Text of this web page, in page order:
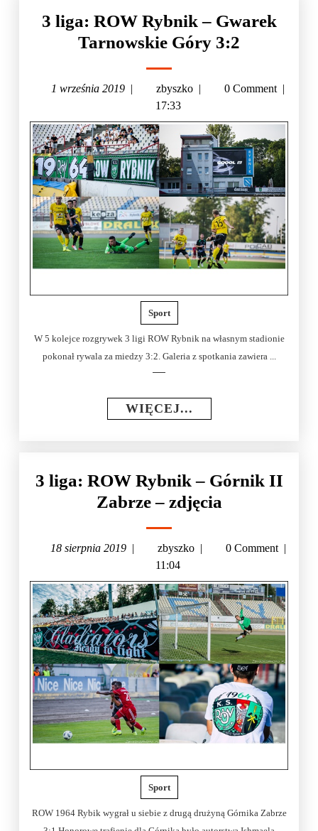
3 liga: ROW Rybnik – Gwarek
Tarnowskie Góry 3:2
1 września 2019 | zbyszko | 0 Comment |
17:33
Sport
W 5 kolejce rozgrywek 3 ligi ROW Rybnik na własnym stadionie
pokonał rywala za miedzy 3:2. Galeria z spotkania zawiera ...
WIĘCEJ...
3 liga: ROW Rybnik – Górnik II
Zabrze – zdjęcia
18 sierpnia 2019 | zbyszko | 0 Comment |
11:04
Sport
ROW 1964 Rybik wygrał u siebie z drugą drużyną Górnika Zabrze